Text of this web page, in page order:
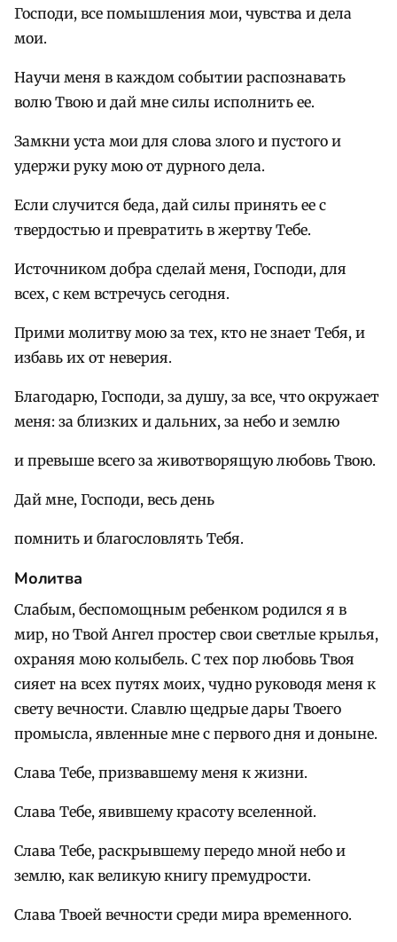
Господи, все помышления мои, чувства и дела
мои.
Научи меня в каждом событии распознавать
волю Твою и дай мне силы исполнить ее.
Замкни уста мои для слова злого и пустого и
удержи руку мою от дурного дела.
Если случится беда, дай силы принять ее с
твердостью и превратить в жертву Тебе.
Источником добра сделай меня, Господи, для
всех, с кем встречусь сегодня.
Прими молитву мою за тех, кто не знает Тебя, и
избавь их от неверия.
Благодарю, Господи, за душу, за все, что окружает
меня: за близких и дальних, за небо и землю
и превыше всего за животворящую любовь Твою.
Дай мне, Господи, весь день
помнить и благословлять Тебя.
Молитва
Слабым, беспомощным ребенком родился я в
мир, но Твой Ангел простер свои светлые крылья,
охраняя мою колыбель. С тех пор любовь Твоя
сияет на всех путях моих, чудно руководя меня к
свету вечности. Славлю щедрые дары Твоего
промысла, явленные мне с первого дня и доныне.
Слава Тебе, призвавшему меня к жизни.
Слава Тебе, явившему красоту вселенной.
Слава Тебе, раскрывшему передо мной небо и
землю, как великую книгу премудрости.
Слава Твоей вечности среди мира временного.